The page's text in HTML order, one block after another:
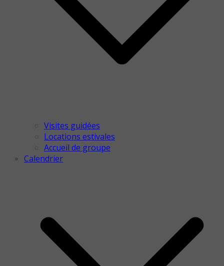
Visites guidées
Locations estivales
Accueil de groupe
Calendrier